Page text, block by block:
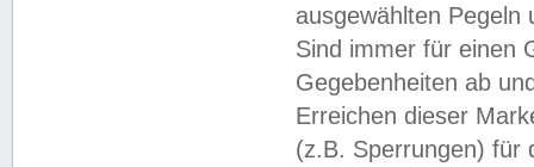
ausgewählten
Sind immer für einen
Gegebenheiten ab
Erreichen dieser
(z.B. Sperrungen) für